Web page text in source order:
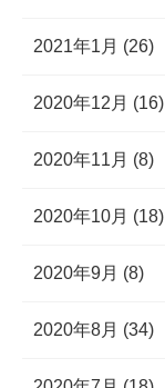
2021年1月 (26)
2020年12月 (16)
2020年11月 (8)
2020年10月 (18)
2020年9月 (8)
2020年8月 (34)